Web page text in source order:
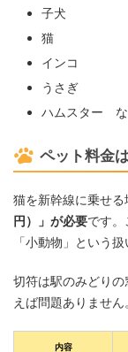
子犬
猫
インコ
うさぎ
ハムスター
ペット料金
猫を新幹線に乗せる
円）」が必要です
「小動物」という
切符は駅のみどり
えば問題ありません
内容